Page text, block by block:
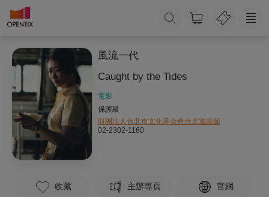
風流一代
Caught by the Tides
電影
保護級
財團法人台北市文化基金會台北電影節
02-2302-1160
收藏 主辦專頁 官網